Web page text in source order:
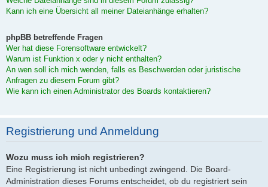
Kann ich eine Übersicht all meiner Dateianhänge erhalten?
phpBB betreffende Fragen
Wer hat diese Forensoftware entwickelt?
Warum ist Funktion x oder y nicht enthalten?
An wen soll ich mich wenden, falls es Beschwerden oder juristische
Anfragen zu diesem Forum gibt?
Wie kann ich einen Administrator des Boards kontaktieren?
Registrierung und Anmeldung
Wozu muss ich mich registrieren?
Eine Registrierung ist nicht unbedingt zwingend. Die Board-
Administration dieses Forums entscheidet, ob du registriert sein